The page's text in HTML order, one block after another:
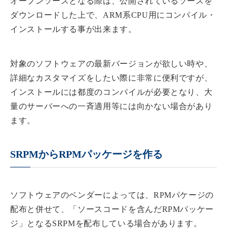
ダウンロードした上で、ARM系CPU用にコンパイル・
インストールする事が出来ます。
対象のソフトウェアの最新バージョンが欲しい時や、
詳細なカスタマイズをしたい際に非常に便利ですが、
インストールには都度のコンパイルが必要となり、大
量のサーバーへの一斉適用等には向かない場合があり
ます。
SRPMからRPMパッケージを作る
ソフトウェアのベンダーによっては、RPMパケージの
配布と併せて、「ソースコードを含んだRPMパッケー
ジ」となるSRPMを配布している場合があります。